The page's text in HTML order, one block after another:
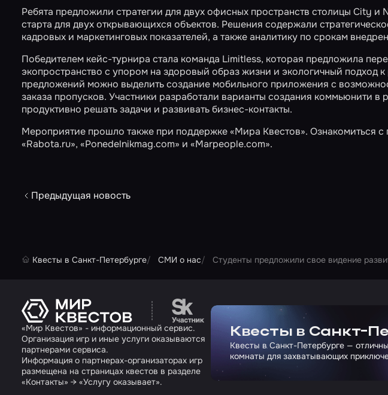
Ребята предложили стратегии для двух офисных пространств столицы City и
старта для двух открывающихся объектов. Решения содержали
кадровых и маркетинговых показателей, а также аналитику по срокам
Победителем кейс-турнира стала команда Limitless, которая предложила
экопространство с упором на здоровый образ жизни и экологичный подход
предложений можно выделить создание мобильного приложения с
заказа пропусков. Участники разработали варианты создания коммьюнити в
продуктивно решать задачи и развивать бизнес-контакты.
Мероприятие прошло также при поддержке «Мира Квестов». Ознакомиться
«Rabota.ru», «Ponedelnikmag.com» и «Marpeople.com».
Предыдущая новость
Квесты в Санкт-Петербурге СМИ о нас Студенты предложили свое видение
Перейти на сайт партнера Сколково
«Мир Квестов» - информационный сервис.
Организация игр и иные услуги оказываются
партнерами сервиса.
Информация о партнерах-организаторах игр
размещена на страницах квестов в разделе
«Контакты» → «Услугу оказывает».
Квесты в Санкт-
Квесты в Санкт-Петербурге —
комнаты для захватывающих